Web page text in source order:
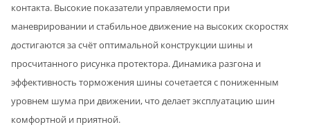
контакта. Высокие показатели управляемости при
маневрировании и стабильное движение на высоких скоростях
достигаются за счёт оптимальной конструкции шины и
просчитанного рисунка протектора. Динамика разгона и
эффективность торможения шины сочетается с пониженным
уровнем шума при движении, что делает эксплуатацию шин
комфортной и приятной.